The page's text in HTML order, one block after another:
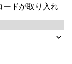
ードが取り入れ
ホースビット＆
イントです。